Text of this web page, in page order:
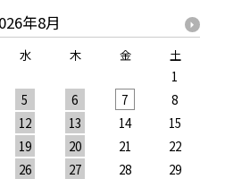
年8月
水 木 金
土
1
5 6 7
8
12 13 14
15
19 20 21
22
26 27 28 29